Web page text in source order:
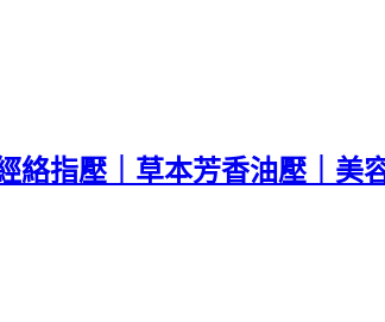
絡指壓｜草本芳香油壓｜美